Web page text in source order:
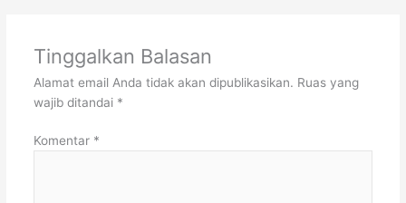
Tinggalkan Balasan
Alamat email Anda tidak akan dipublikasikan. Ruas yang
wajib ditandai *
Komentar *